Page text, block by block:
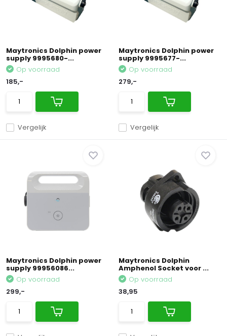
Maytronics Dolphin power
supply 9995680-...
Vergelijk
Op voorraad
185,-
Maytronics Dolphin power
supply 9995677-...
Vergelijk
Op voorraad
279,-
Maytronics Dolphin power
supply 99956086...
Op voorraad
299,-
Maytronics Dolphin
Amphenol Socket voor ...
Op voorraad
38,95